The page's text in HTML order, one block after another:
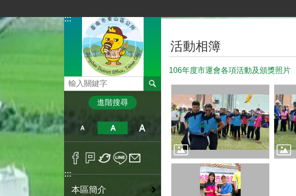
:::
搜尋
進階搜尋
:::
本區簡介
活動相簿
106年度市運會各項活動及頒獎照片